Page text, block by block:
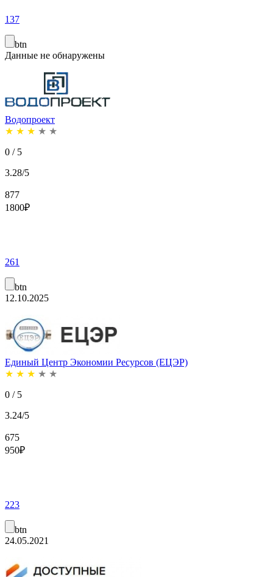
137
btn
Данные не обнаружены
Водопроект
★ ★ ★ ★ ★
0 / 5
3.28/5
877
1800₽
261
btn
12.10.2025
Единый Центр Экономии Ресурсов (ЕЦЭР)
★ ★ ★ ★ ★
0 / 5
3.24/5
675
950₽
223
btn
24.05.2021